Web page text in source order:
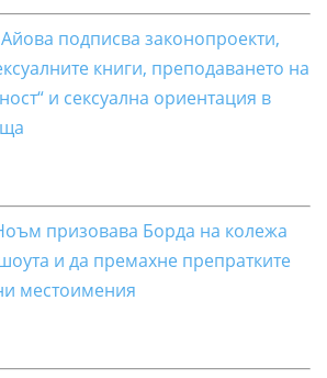
подписва законопроекти,
книги, преподаването на
и сексуална ориентация в
призовава Борда на колежа
и да премахне препратките
местоимения